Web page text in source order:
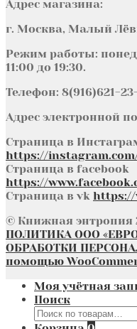
Адрес магазина:
г. Москва, Малый
Режим работы:
11:00 до 19:30.
Телефон: 8(916)621-
Адрес электронной
Страница в
https://
Страница в facebook
https://
Страница в vk https://
© Книжная энтропия
ПОЛИТИКА ООО
ОБРАБОТКИ
помощью
Моя учётная
Поиск
Искать: